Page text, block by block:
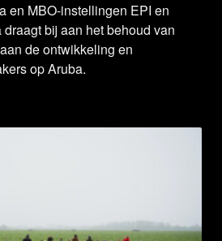
en MBO-instellingen EPI en
bij aan het behoud van
de ontwikkeling en
op Aruba.